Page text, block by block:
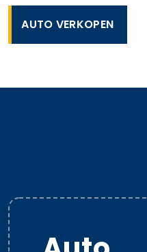
AUTO VERKOPEN